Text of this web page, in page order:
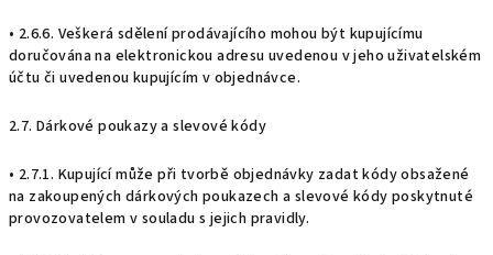
• 2.6.6. Veškerá sdělení prodávajícího mohou být kupujícímu
doručována na elektronickou adresu uvedenou v jeho uživatelském
účtu či uvedenou kupujícím v objednávce.
2.7. Dárkové poukazy a slevové kódy
• 2.7.1. Kupující může při tvorbě objednávky zadat kódy obsažené
na zakoupených dárkových poukazech a slevové kódy poskytnuté
provozovatelem v souladu s jejich pravidly.